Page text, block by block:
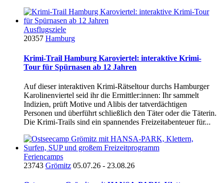
Ausflugsziele
20357 Hamburg
Krimi-Trail Hamburg Karoviertel: interaktive Krimi-
Tour für Spürnasen ab 12 Jahren
Auf dieser interaktiven Krimi-Rätseltour durchs Hamburger
Karolinenviertel seid ihr die Ermittler:innen: Ihr sammelt
Indizien, prüft Motive und Alibis der tatverdächtigen
Personen und überführt schließlich den Täter oder die Täterin.
Die Krimi-Trails sind ein spannendes Freizeitabenteuer für...
Feriencamps
23743 Grömitz 05.07.26 - 23.08.26